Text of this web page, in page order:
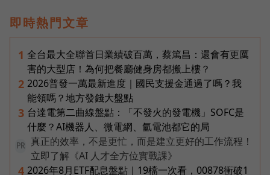
即時熱門文章
1 全台最大全聯首日業績破百萬，蔡篤昌：還會有更厲
害的大型店！為何把餐廳健身房都搬上樓？
2 2026普發一萬最新進度｜國民支援金通過了嗎？我
能領嗎？地方發錢大盤點
3 台達電第二曲線盤點：「不發火的發電機」SOFC是
什麼？AI機器人、微電網、氫電池都它的局
PR
真正的效率，不是更忙，而是建立更好的工作流程！
立即了解《AI 人才全方位實戰課》
4 2026年8月ETF配息盤點｜19檔一次看，00878衝破1